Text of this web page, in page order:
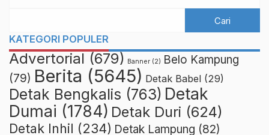
KATEGORI POPULER
Advertorial (679) Banner (2) Belo Kampung
(79) Berita (5645) Detak Babel (29)
Detak Bengkalis (763) Detak
Dumai (1784) Detak Duri (624)
Detak Inhil (234) Detak Lampung (82)